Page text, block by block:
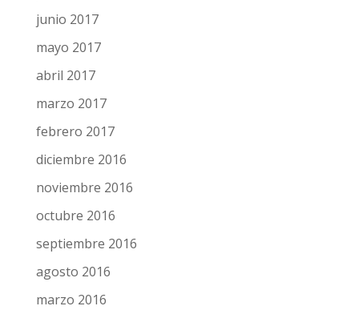
junio 2017
mayo 2017
abril 2017
marzo 2017
febrero 2017
diciembre 2016
noviembre 2016
octubre 2016
septiembre 2016
agosto 2016
marzo 2016